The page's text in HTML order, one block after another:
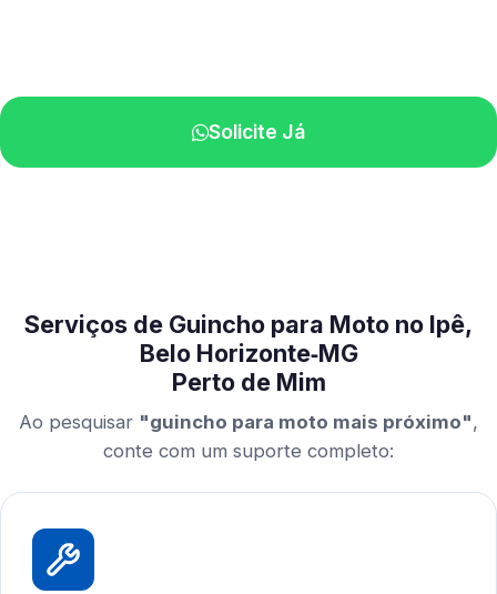
Solicite Já
Serviços de Guincho para Moto no Ipê,
Belo Horizonte‑MG
Perto de Mim
Ao pesquisar "guincho para moto mais próximo",
conte com um suporte completo: